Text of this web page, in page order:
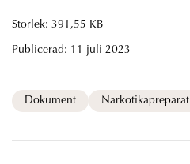
Storlek: 391,55 KB
Publicerad: 11 juli 2023
Dokument Narkotikapreparat